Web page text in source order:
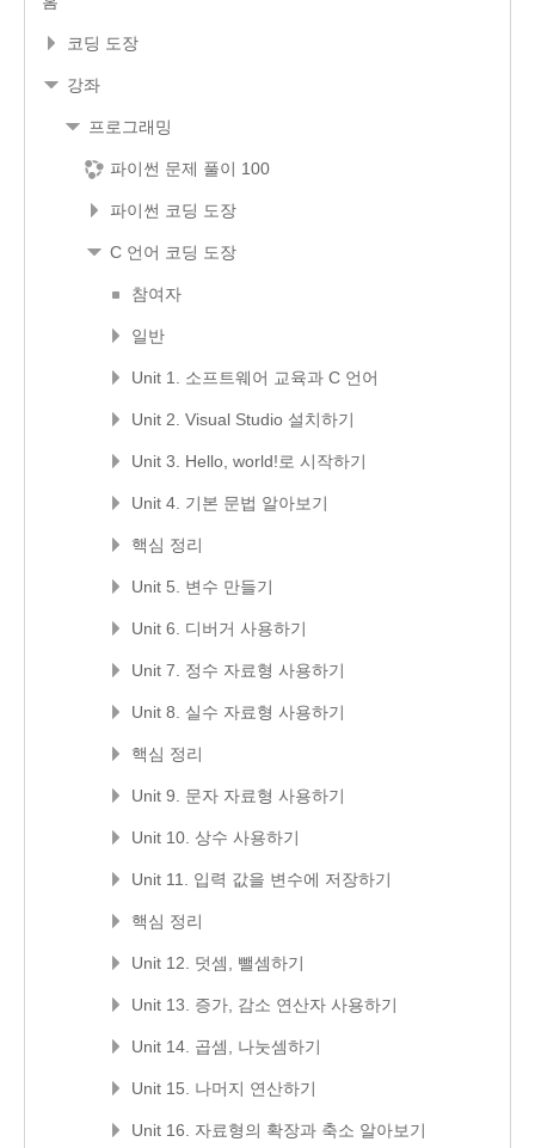
코딩 도장
강좌
프로그래밍
파이썬 문제 풀이 100
파이썬 코딩 도장
C 언어 코딩 도장
참여자
일반
Unit 1. 소프트웨어 교육과 C 언어
Unit 2. Visual Studio 설치하기
Unit 3. Hello, world!로 시작하기
Unit 4. 기본 문법 알아보기
핵심 정리
Unit 5. 변수 만들기
Unit 6. 디버거 사용하기
Unit 7. 정수 자료형 사용하기
Unit 8. 실수 자료형 사용하기
핵심 정리
Unit 9. 문자 자료형 사용하기
Unit 10. 상수 사용하기
Unit 11. 입력 값을 변수에 저장하기
핵심 정리
Unit 12. 덧셈, 뺄셈하기
Unit 13. 증가, 감소 연산자 사용하기
Unit 14. 곱셈, 나눗셈하기
Unit 15. 나머지 연산하기
Unit 16. 자료형의 확장과 축소 알아보기